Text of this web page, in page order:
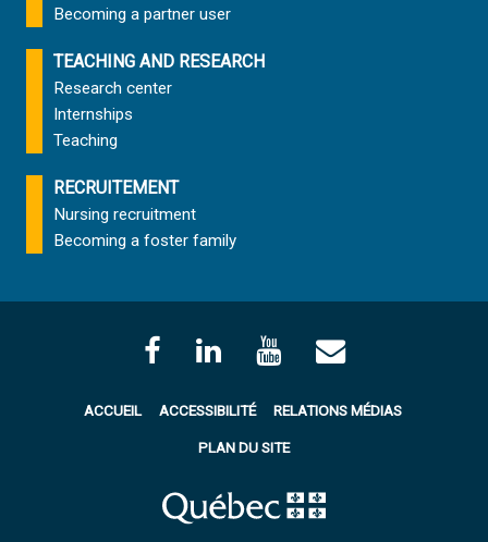
Becoming a partner user
TEACHING AND RESEARCH
Research center
Internships
Teaching
RECRUITEMENT
Nursing recruitment
Becoming a foster family
ACCUEIL ACCESSIBILITÉ RELATIONS MÉDIAS
PLAN DU SITE